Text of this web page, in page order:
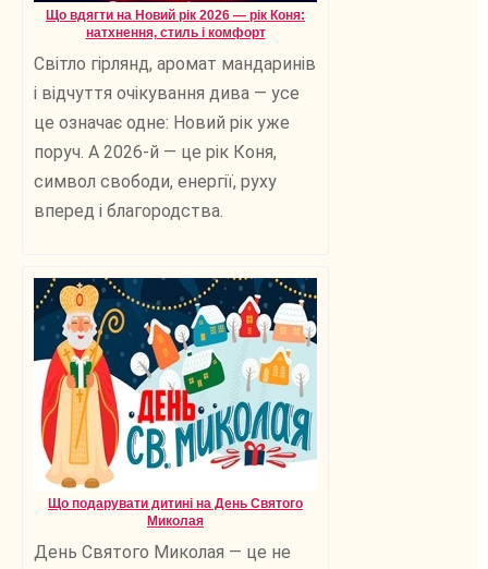
Що вдягти на Новий рік 2026 — рік Коня:
натхнення, стиль і комфорт
Світло гірлянд, аромат мандаринів
і відчуття очікування дива — усе
це означає одне: Новий рік уже
поруч. А 2026-й — це рік Коня,
символ свободи, енергії, руху
вперед і благородства.
Що подарувати дитині на День Святого
Миколая
День Святого Миколая — це не